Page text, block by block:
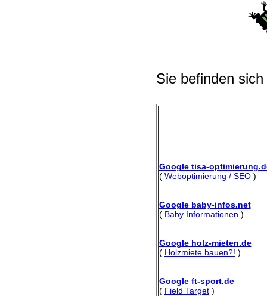
Sie befinden
Google tisa-
( Weboptimierung / SEO)
Google baby-infos.net
( Baby Informationen )
Google holz-mieten.de
( Holzmiete bauen?! )
Google ft-sport.de
( Field Target)